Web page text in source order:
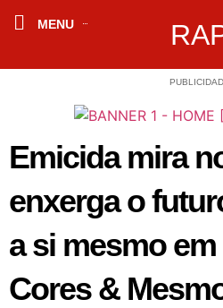
MENU
Emicida mira
enxerga o
a si mesmo
Cores &